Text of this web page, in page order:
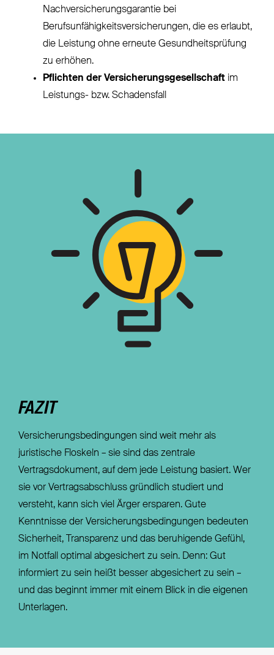
Nachversicherungsgarantie bei
Berufsunfähigkeitsversicherungen, die es erlaubt,
die Leistung ohne erneute Gesundheitsprüfung
zu erhöhen.
Pflichten der Versicherungsgesellschaft im
Leistungs- bzw. Schadensfall
FAZIT
Versicherungsbedingungen sind weit mehr als
juristische Floskeln – sie sind das zentrale
Vertragsdokument, auf dem jede Leistung basiert. Wer
sie vor Vertragsabschluss gründlich studiert und
versteht, kann sich viel Ärger ersparen. Gute
Kenntnisse der Versicherungsbedingungen bedeuten
Sicherheit, Transparenz und das beruhigende Gefühl,
im Notfall optimal abgesichert zu sein. Denn: Gut
informiert zu sein heißt besser abgesichert zu sein –
und das beginnt immer mit einem Blick in die eigenen
Unterlagen.